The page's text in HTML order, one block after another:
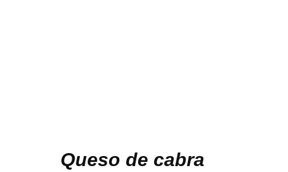
Queso de cabra